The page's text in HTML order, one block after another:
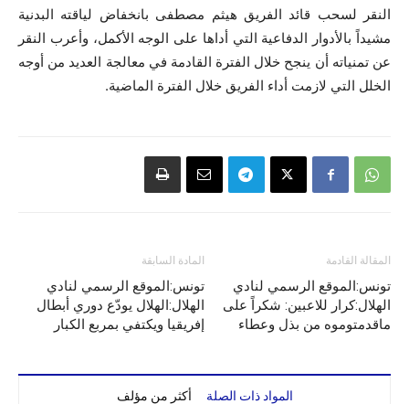
النقر لسحب قائد الفريق هيثم مصطفى بانخفاض لياقته البدنية
مشيداً بالأدوار الدفاعية التي أداها على الوجه الأكمل، وأعرب النقر
عن تمنياته أن ينجح خلال الفترة القادمة في معالجة العديد من أوجه
الخلل التي لازمت أداء الفريق خلال الفترة الماضية.
المادة السابقة
تونس:الموقع الرسمي لنادي
الهلال:الهلال يودّع دوري أبطال
إفريقيا ويكتفي بمربع الكبار
المقالة القادمة
تونس:الموقع الرسمي لنادي
الهلال:كرار للاعبين: شكراً على
ماقدمتوموه من بذل وعطاء
المواد ذات الصلة أكثر من مؤلف